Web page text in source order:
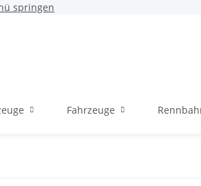
springen
Fahrzeuge